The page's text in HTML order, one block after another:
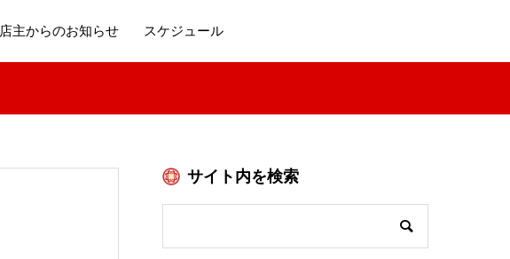
店主からのお知らせ スケジュール
サイト内を検索